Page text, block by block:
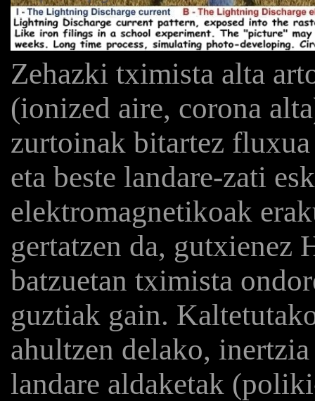
Zehazki tximista alta
(ionized aire, corona
zurtoinak bitartez
eta beste landare-zati
elektromagnetikoak
gertatzen da, gutxienez
batzuetan tximista
guztiak gain.
ahultzen delako,
landare aldaketak